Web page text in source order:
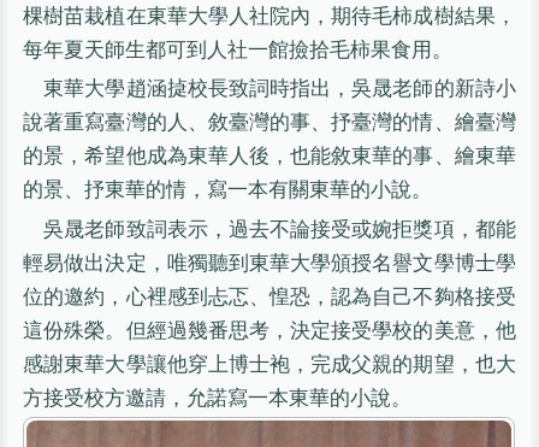
棵樹苗栽植在東華大學人社院內，期待毛柿成樹結果，
每年夏天師生都可到人社一館撿拾毛柿果食用。
東華大學趙涵㨗校長致詞時指出，吳晟老師的新詩小
說著重寫臺灣的人、敘臺灣的事、抒臺灣的情、繪臺灣
的景，希望他成為東華人後，也能敘東華的事、繪東華
的景、抒東華的情，寫一本有關東華的小說。
吳晟老師致詞表示，過去不論接受或婉拒獎項，都能
輕易做出決定，唯獨聽到東華大學頒授名譽文學博士學
位的邀約，心裡感到忐忑、惶恐，認為自己不夠格接受
這份殊榮。但經過幾番思考，決定接受學校的美意，他
感謝東華大學讓他穿上博士袍，完成父親的期望，也大
方接受校方邀請，允諾寫一本東華的小說。